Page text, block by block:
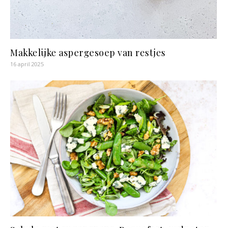
Makkelijke aspergesoep van restjes
16 april 2025